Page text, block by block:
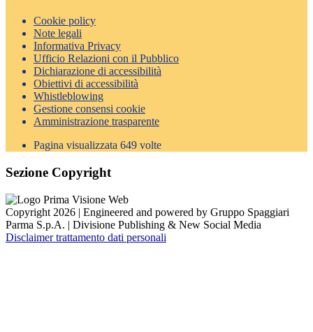
Cookie policy
Note legali
Informativa Privacy
Ufficio Relazioni con il Pubblico
Dichiarazione di accessibilità
Obiettivi di accessibilità
Whistleblowing
Gestione consensi cookie
Amministrazione trasparente
Pagina visualizzata 649 volte
Sezione Copyright
Copyright 2026 | Engineered and powered by Gruppo Spaggiari
Parma S.p.A. | Divisione Publishing & New Social Media
Disclaimer trattamento dati personali